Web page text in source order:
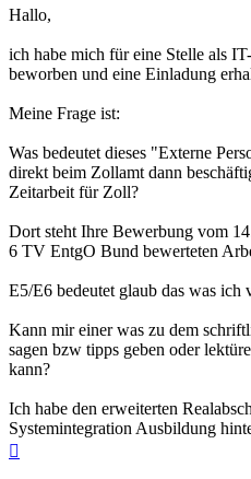
Hallo,
ich habe mich für eine Stelle als
beworben und eine Einladung
Meine Frage ist:
Was bedeutet dieses "Externe
direkt beim Zollamt dann
Zeitarbeit für Zoll?
Dort steht Ihre Bewerbung vom
6 TV EntgO Bund bewerteten
E5/E6 bedeutet glaub das was ich
Kann mir einer was zu dem
sagen bzw tipps geben oder
kann?
Ich habe den erweiterten
Systemintegration Ausbildung